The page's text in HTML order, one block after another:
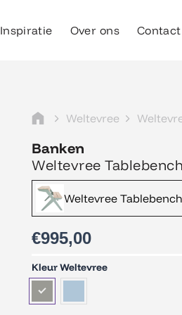
Inspiratie Over ons Contact
Weltevree
Banken
Weltevree Tablebench
Weltevree
€995,00
Kleur Weltevree
Weltevree
Tablebench
aantal